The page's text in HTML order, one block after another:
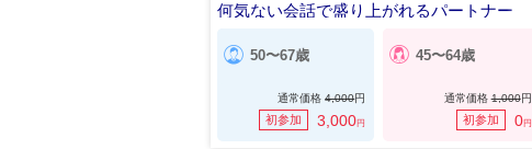
何気ない会話で盛り上がれるパートナー
50〜67歳
通常価格4,000円
初参加 3,000円
45〜64歳
通常価格1,000円
初参加 0円